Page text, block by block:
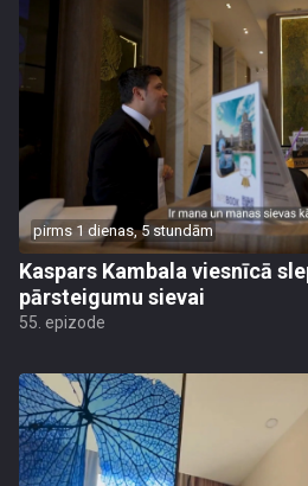
pirms 1 dienas, 5 stundām
Kaspars Kambala viesnīcā
pārsteigumu sievai
55. epizode